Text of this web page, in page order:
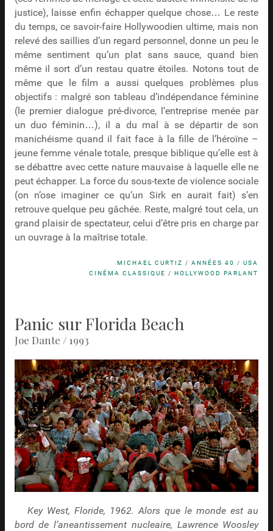
justice), laisse enfin échapper quelque chose… Le reste
du temps, ce savoir-faire Hollywoodien ultime, mais non
relevé des saillies d’un regard personnel, donne un peu le
même sentiment qu’un plat sans sauce, quand bien
même il sort d’un restau quatre étoiles. Notons tout de
même que le film a aussi quelques problèmes plus
objectifs : malgré son tableau d’indépendance féminine
(le premier dialogue pré-divorce, l’entreprise menée par
un duo féminin…), il a du mal à se départir de son
manichéisme quand il fait face à la fille de l’héroïne –
jeune femme vénale totale, presque biblique qu’elle est à
se débattre avec cette nature mauvaise à laquelle elle ne
peut échapper. La force du sous-texte de violence sociale
(on n’ose imaginer ce qu’un Sirk en aurait fait) s’en
retrouve quelque peu gâchée. Reste, malgré tout cela, un
grand plaisir de spectateur, celui d’être pris en charge par
un ouvrage à la maîtrise totale.
MICHAEL CURTIZ /ANNÉES 40 /USA
CINÉMA CLASSIQUE /HOLLYWOOD PARLANT
Panic sur Florida Beach
Joe Dante / 1993
Key West, Floride, 1962. Alors que le monde est au
bord de l’aneantissement nucleaire, Lawrence Woosley